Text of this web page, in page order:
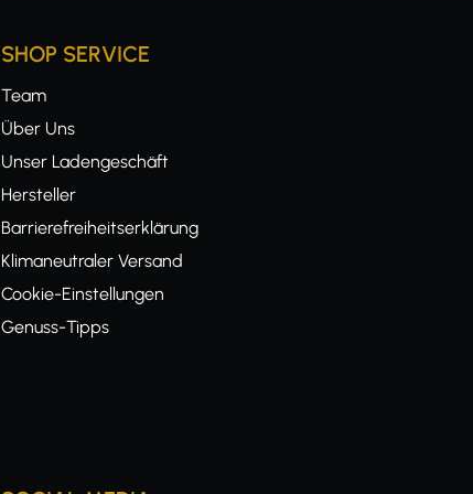
SHOP SERVICE
Team
Über Uns
Unser Ladengeschäft
Hersteller
Barrierefreiheitserklärung
Klimaneutraler Versand
Cookie-Einstellungen
Genuss-Tipps